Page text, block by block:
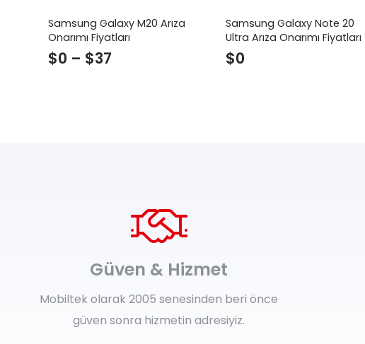
Samsung Galaxy M20 Arıza
Onarımı Fiyatları
$0 – $37
Samsung Galaxy Note 20
Ultra Arıza Onarımı Fiyatları
$0
Güven & Hizmet
Mobiltek olarak 2005 senesinden beri önce
güven sonra hizmetin adresiyiz.